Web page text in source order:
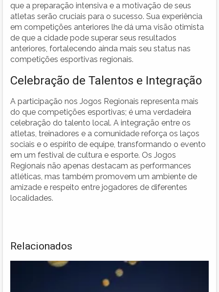
que a preparação intensiva e a motivação de seus
atletas serão cruciais para o sucesso. Sua experiência
em competições anteriores lhe dá uma visão otimista
de que a cidade pode superar seus resultados
anteriores, fortalecendo ainda mais seu status nas
competições esportivas regionais.
Celebração de Talentos e Integração
A participação nos Jogos Regionais representa mais
do que competições esportivas; é uma verdadeira
celebração do talento local. A integração entre os
atletas, treinadores e a comunidade reforça os laços
sociais e o espírito de equipe, transformando o evento
em um festival de cultura e esporte. Os Jogos
Regionais não apenas destacam as performances
atléticas, mas também promovem um ambiente de
amizade e respeito entre jogadores de diferentes
localidades.
Relacionados